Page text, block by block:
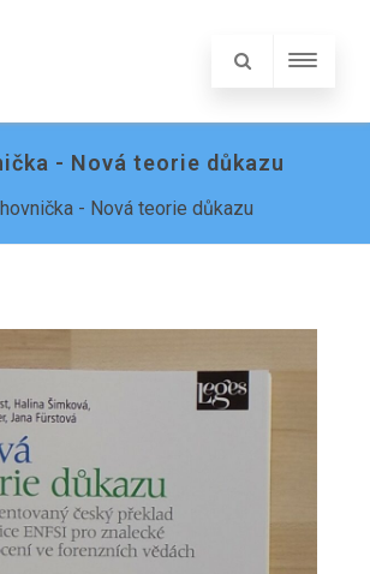
- Nová teorie důkazu
- Nová teorie důkazu